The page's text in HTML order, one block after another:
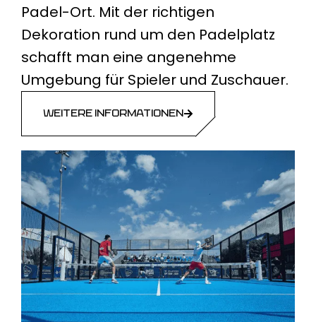
Padel-Ort. Mit der richtigen
Dekoration rund um den Padelplatz
schafft man eine angenehme
Umgebung für Spieler und Zuschauer.
WEITERE INFORMATIONEN